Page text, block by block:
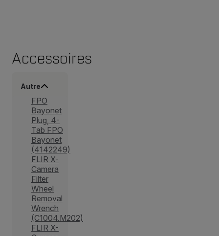
Accessoires
Autre
FPO
Bayonet
Plug, 4-
Tab FPO
Bayonet
(4142249)
FLIR X-
Camera
Filter
Wheel
Removal
Wrench
(C1004.M202)
FLIR X-